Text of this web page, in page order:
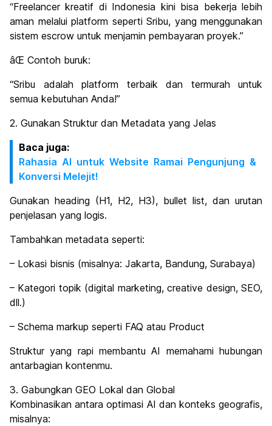
“Freelancer kreatif di Indonesia kini bisa bekerja lebih
aman melalui platform seperti Sribu, yang menggunakan
sistem escrow untuk menjamin pembayaran proyek.”
âŒ Contoh buruk:
“Sribu adalah platform terbaik dan termurah untuk
semua kebutuhan Anda!”
2. Gunakan Struktur dan Metadata yang Jelas
Baca juga:
Rahasia AI untuk Website Ramai Pengunjung &
Konversi Melejit!
Gunakan heading (H1, H2, H3), bullet list, dan urutan
penjelasan yang logis.
Tambahkan metadata seperti:
– Lokasi bisnis (misalnya: Jakarta, Bandung, Surabaya)
– Kategori topik (digital marketing, creative design, SEO,
dll.)
– Schema markup seperti FAQ atau Product
Struktur yang rapi membantu AI memahami hubungan
antarbagian kontenmu.
3. Gabungkan GEO Lokal dan Global
Kombinasikan antara optimasi AI dan konteks geografis,
misalnya: